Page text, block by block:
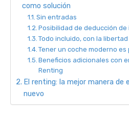
como solución
Sin entradas
Posibilidad de deducción de
Todo incluido, con la
Tener un coche moderno es
Beneficios adicionales con
Renting
El renting: la mejor manera de
nuevo